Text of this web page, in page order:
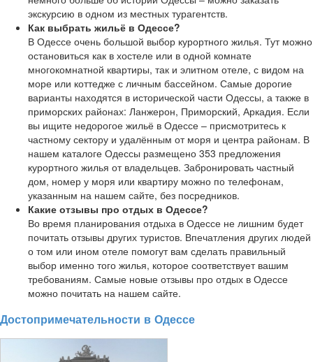
экскурсию в одном из местных турагентств.
Как выбрать жильё в Одессе?
В Одессе очень большой выбор курортного жилья. Тут можно
остановиться как в хостеле или в одной комнате
многокомнатной квартиры, так и элитном отеле, с видом на
море или коттедже с личным бассейном. Самые дорогие
варианты находятся в исторической части Одессы, а также в
приморских районах: Ланжерон, Приморский, Аркадия. Если
вы ищите недорогое жильё в Одессе – присмотритесь к
частному сектору и удалённым от моря и центра районам. В
нашем каталоге Одессы размещено 353 предложения
курортного жилья от владельцев. Забронировать частный
дом, номер у моря или квартиру можно по телефонам,
указанным на нашем сайте, без посредников.
Какие отзывы про отдых в Одессе?
Во время планирования отдыха в Одессе не лишним будет
почитать отзывы других туристов. Впечатления других людей
о том или ином отеле помогут вам сделать правильный
выбор именно того жилья, которое соответствует вашим
требованиям. Самые новые отзывы про отдых в Одессе
можно почитать на нашем сайте.
Достопримечательности в Одессе